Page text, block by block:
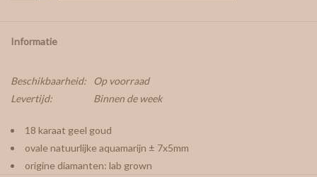
Informatie
Beschikbaarheid:
Op voorraad
Levertijd:
Binnen de week
18 karaat geel goud
ovale natuurlijke aquamarijn ± 7x5mm
origine diamanten: lab grown